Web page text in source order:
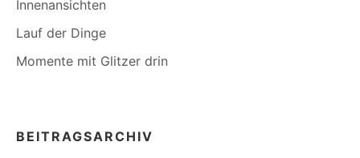
Innenansichten
Lauf der Dinge
Momente mit Glitzer drin
BEITRAGSARCHIV